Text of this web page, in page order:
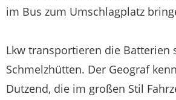
im Bus zum Umschlagplatz
Lkw transportieren die Batterien
Schmelzhütten. Der Geograf
Dutzend, die im großen Stil